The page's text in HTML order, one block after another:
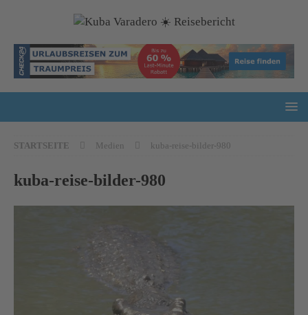
STARTSEITE Medien kuba-reise-bilder-980
kuba-reise-bilder-980